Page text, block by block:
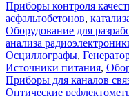
Приборы контроля
асфальтобетонов,
Оборудование для
анализа
Осциллографы,
Источники питания,
Приборы для каналов
Оптические